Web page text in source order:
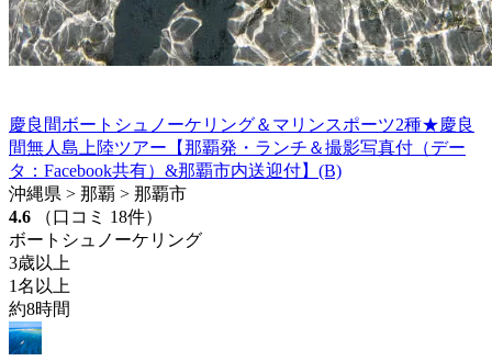
慶良間ボートシュノーケリング＆マリンスポーツ2種★慶良
間無人島上陸ツアー【那覇発・ランチ＆撮影写真付（デー
タ：Facebook共有）&那覇市内送迎付】(B)
沖縄県 > 那覇 > 那覇市
4.6
（口コミ 18件）
ボートシュノーケリング
3歳以上
1名以上
約8時間